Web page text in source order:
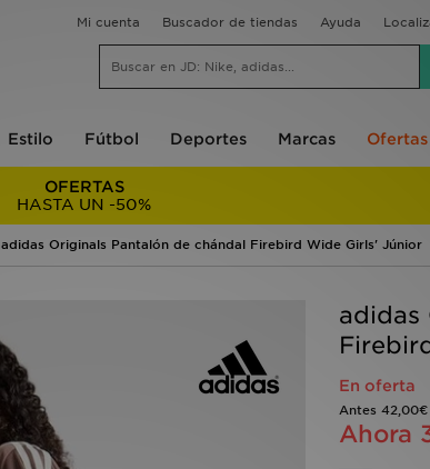
Mi cuenta Buscador de tiendas Ayuda
Estilo Fútbol Deportes Marcas Ofertas
OFERTAS
HASTA UN -50%
adidas Originals Pantalón de chándal Firebird Wide Girls' Júnior
adidas
En oferta
Antes 42,00€
Ahora